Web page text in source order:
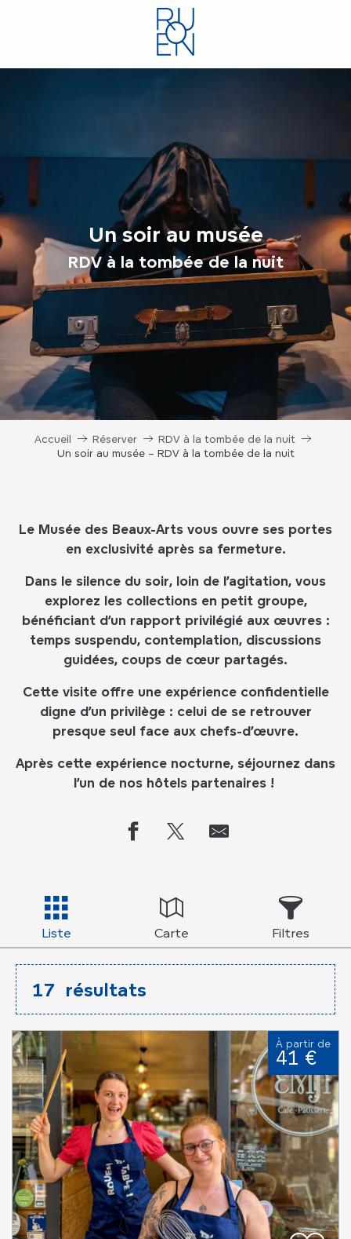
principal
Un soir au musée
RDV à la tombée de la nuit
Accueil Réserver
RDV à la tombée de la nuit
Un soir au musée – RDV à la tombée de la nuit
Le Musée des Beaux-Arts vous ouvre ses portes
en exclusivité après sa fermeture.
Dans le silence du soir, loin de l’agitation, vous
explorez les collections en petit groupe,
bénéficiant d’un rapport privilégié aux œuvres :
temps suspendu, contemplation, discussions
guidées, coups de cœur partagés.
Cette visite offre une expérience confidentielle
digne d’un privilège : celui de se retrouver
presque seul face aux chefs-d’œuvre.
Après cette expérience nocturne, séjournez dans
l’un de nos hôtels partenaires !
Liste Carte Filtres
17 résultats
À partir de
41 €